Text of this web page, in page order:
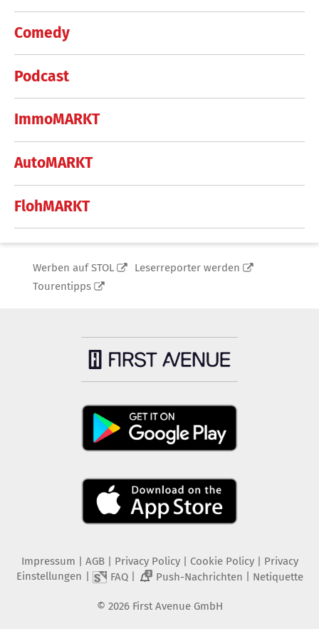
Comedy
Podcast
ImmoMARKT
AutoMARKT
FlohMARKT
Werben auf STOL
Leserreporter werden
Tourentipps
Impressum AGB Privacy Policy| Cookie Policy| Privacy
Einstellungen
FAQ| 2 Push-Nachrichten Netiquette
© 2026 First Avenue GmbH